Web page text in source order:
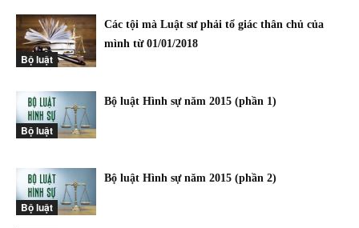
Bộ luật
Các tội mà Luật sư phải tổ giác thân chủ của
mình từ 01/01/2018
Bộ luật
Bộ luật Hình sự năm 2015 (phần 1)
Bộ luật
Bộ luật Hình sự năm 2015 (phần 2)